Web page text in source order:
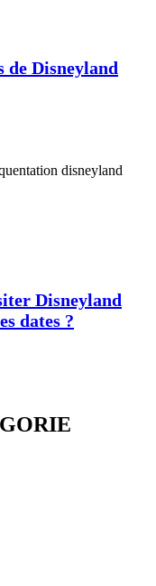
de Disneyland
Disneyland
dates ?